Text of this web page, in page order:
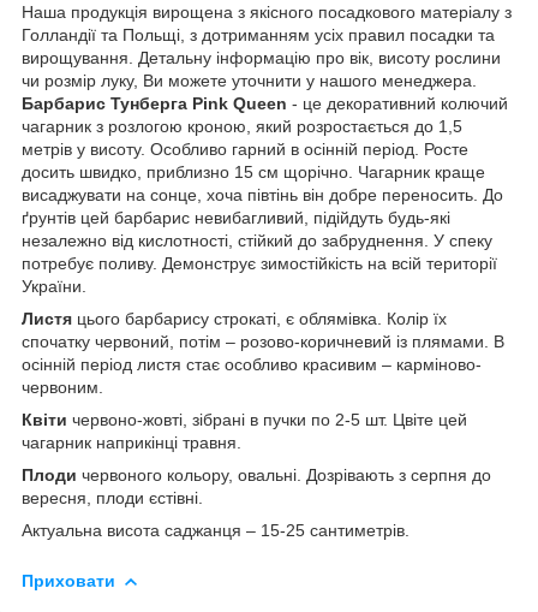
Наша продукція вирощена з якісного посадкового матеріалу з
Голландії та Польщі, з дотриманням усіх правил посадки та
вирощування. Детальну інформацію про вік, висоту рослини
чи розмір луку, Ви можете уточнити у нашого менеджера.
Барбарис Тунберга Pink Queen - це декоративний колючий
чагарник з розлогою кроною, який розростається до 1,5
метрів у висоту. Особливо гарний в осінній період. Росте
досить швидко, приблизно 15 см щорічно. Чагарник краще
висаджувати на сонце, хоча півтінь він добре переносить. До
ґрунтів цей барбарис невибагливий, підійдуть будь-які
незалежно від кислотності, стійкий до забруднення. У спеку
потребує поливу. Демонструє зимостійкість на всій території
України.
Листя цього барбарису строкаті, є облямівка. Колір їх
спочатку червоний, потім – розово-коричневий із плямами. В
осінній період листя стає особливо красивим – карміново-
червоним.
Квіти червоно-жовті, зібрані в пучки по 2-5 шт. Цвіте цей
чагарник наприкінці травня.
Плоди червоного кольору, овальні. Дозрівають з серпня до
вересня, плоди єстівні.
Актуальна висота саджанця – 15-25 сантиметрів.
Приховати